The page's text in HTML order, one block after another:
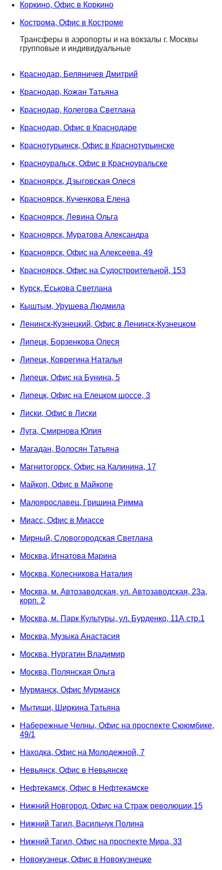
Коркино, Офис в Коркино
Кострома, Офис в Костроме
Трансферы в аэропорты и на вокзалы г. Москвы
групповые и индивидуальные
Краснодар, Беляничев Дмитрий
Краснодар, Кожан Татьяна
Краснодар, Колегова Светлана
Краснодар, Офис в Краснодаре
Краснотурьинск, Офис в Краснотурьинске
Красноуральск, Офис в Красноуральске
Красноярск, Дзыговская Олеся
Красноярск, Кученкова Елена
Красноярск, Левина Ольга
Красноярск, Муратова Александра
Красноярск, Офис на Алексеева, 49
Красноярск, Офис на Судостроительной, 153
Курск, Еськова Светлана
Кыштым, Урушева Людмила
Ленинск-Кузнецкий, Офис в Ленинск-Кузнецком
Липецк, Борзенкова Олеся
Липецк, Коврегина Наталья
Липецк, Офис на Бунина, 5
Липецк, Офис на Елецком шоссе, 3
Лиски, Офис в Лиски
Луга, Смирнова Юлия
Магадан, Волосян Татьяна
Магнитогорск, Офис на Калинина, 17
Майкоп, Офис в Майкопе
Малоярославец, Гришина Римма
Миасс, Офис в Миассе
Мирный, Словогородская Светлана
Москва, Игнатова Марина
Москва, Колесникова Наталия
Москва, м. Автозаводская, ул. Автозаводская, 23а,
корп. 2
Москва, м. Парк Культуры, ул. Бурденко, 11А стр.1
Москва, Музыка Анастасия
Москва, Нургатин Владимир
Москва, Полянская Ольга
Мурманск, Офис Мурманск
Мытищи, Ширкина Татьяна
Набережные Челны, Офис на проспекте Сююмбике,
49/1
Находка, Офис на Молодежной, 7
Невьянск, Офис в Невьянске
Нефтекамск, Офис в Нефтекамске
Нижний Новгород, Офис на Страж революции,15
Нижний Тагил, Васильчук Полина
Нижний Тагил, Офис на проспекте Мира, 33
Новокузнецк, Офис в Новокузнецке